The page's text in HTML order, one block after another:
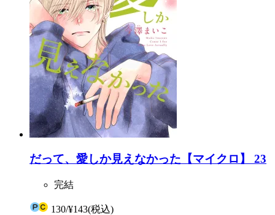
だって、愛しか見えなかった【マイクロ】 23
完結
130/¥143(税込)